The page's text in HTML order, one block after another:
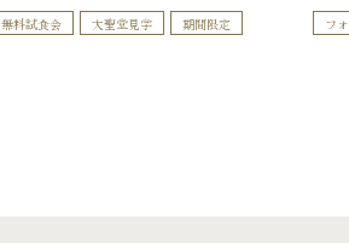
無料試食会 大聖堂見学 期間限定 フ